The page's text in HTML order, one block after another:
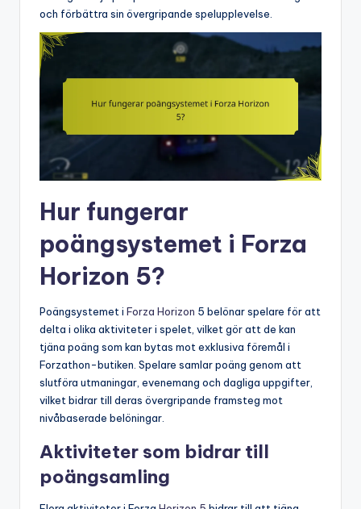
och förbättra sin övergripande spelupplevelse.
Hur fungerar
poängsystemet i Forza
Horizon 5?
Poängsystemet i Forza Horizon 5 belönar spelare för att
delta i olika aktiviteter i spelet, vilket gör att de kan
tjäna poäng som kan bytas mot exklusiva föremål i
Forzathon-butiken. Spelare samlar poäng genom att
slutföra utmaningar, evenemang och dagliga uppgifter,
vilket bidrar till deras övergripande framsteg mot
nivåbaserade belöningar.
Aktiviteter som bidrar till
poängsamling